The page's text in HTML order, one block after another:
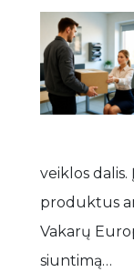
veiklos
produktus
Vakarų
siuntimą…